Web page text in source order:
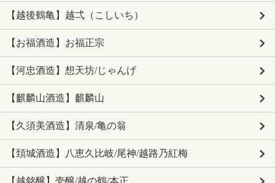
【越後鶴亀】越弌（こしいち）
【お福酒造】お福正宗
【河忠酒造】想天坊/じゃんげ
【麒麟山酒造】麒麟山
【久須美酒造】清泉/亀の翁
【頚城酒造】八恵久比岐/尾神/越路乃紅梅
【越銘醸】壱醸/越の鶴/本正